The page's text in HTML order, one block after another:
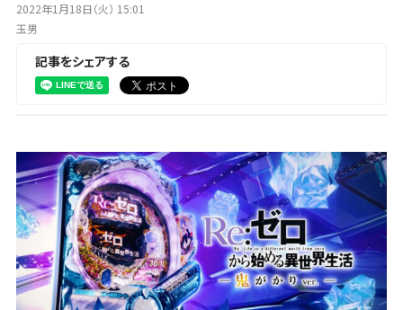
ブログ
Twitter
2022年1月18日（火） 15:01
玉男
記事をシェアする